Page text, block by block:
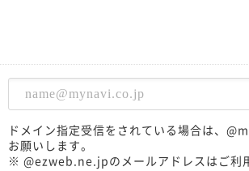
ドメイン指定受信をされている場合は、
お願いします。
※ @ezweb.ne.jpのメールアドレスはご利